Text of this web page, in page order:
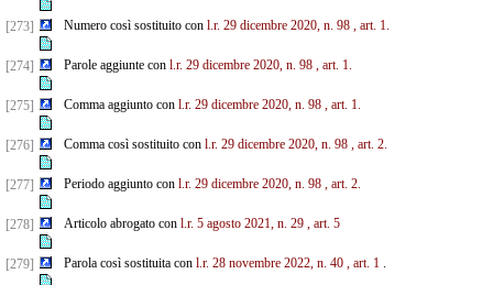
[273] Numero così sostituito con l.r. 29 dicembre 2020, n. 98 , art. 1.
[274] Parole aggiunte con l.r. 29 dicembre 2020, n. 98 , art. 1.
[275] Comma aggiunto con l.r. 29 dicembre 2020, n. 98 , art. 1.
[276] Comma così sostituito con l.r. 29 dicembre 2020, n. 98 , art. 2.
[277] Periodo aggiunto con l.r. 29 dicembre 2020, n. 98 , art. 2.
[278] Articolo abrogato con l.r. 5 agosto 2021, n. 29 , art. 5
[279] Parola così sostituita con l.r. 28 novembre 2022, n. 40 , art. 1.